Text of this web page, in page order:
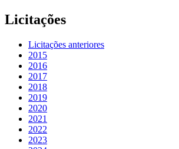
Licitações
Licitações anteriores
2015
2016
2017
2018
2019
2020
2021
2022
2023